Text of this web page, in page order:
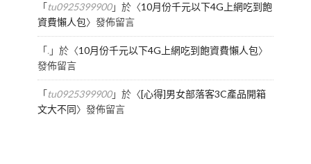
「tu0925399900」於〈10月份千元以下4G上網吃到飽
資費懶人包〉發佈留言
「.」於〈10月份千元以下4G上網吃到飽資費懶人包〉
發佈留言
「tu0925399900」於〈[心得]男女部落客3C產品開箱
文大不同〉發佈留言